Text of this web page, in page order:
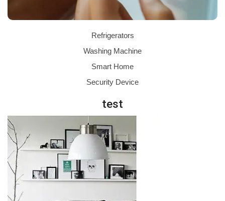
Refrigerators
Washing Machine
Smart Home
Security Device
test